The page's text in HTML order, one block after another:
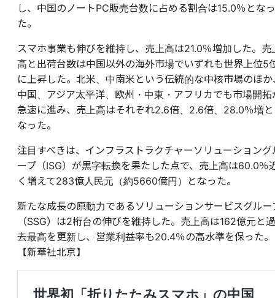
し、中国のノートPC販売台数に占める割合は15.0％となっ
た。
スマホ事業も伸びを維持し、売上高は21.0％増加した。売
高と出荷台数は中国以外の海外市場でいずれも世界上位5
に上昇した。北米、中南米という伝統的な中核市場のほか
中国、アジア太平洋、欧州・中東・アフリカでも市場開拓
急速に進み、売上高はそれぞれ2.6倍、2.6倍、28.0％増と
なった。
注目すべきは、インフラストラクチャーソリューショング
ープ（ISG）が黒字転換を果たした点で、売上高は60.0％
く増えて283億人民元（約5660億円）となった。
新たな成長の原動力であるソリューションサービスグルー
（SSG）は2桁台の伸びを維持した。売上高は162億元と過
去最高を更新し、営業利益率も20.4％の高水準を保った。
【新華社北京】